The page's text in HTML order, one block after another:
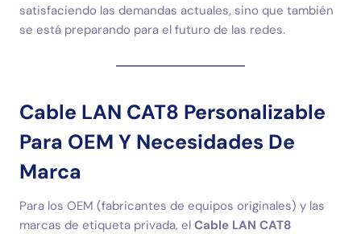
satisfaciendo las demandas actuales, sino que también
se está preparando para el futuro de las redes.
Cable LAN CAT8 Personalizable
Para OEM Y Necesidades De
Marca
Para los OEM (fabricantes de equipos originales) y las
marcas de etiqueta privada, el Cable LAN CAT8